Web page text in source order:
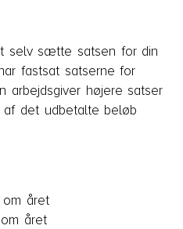
selv sætte satsen for din
fastsat satserne for
arbejdsgiver højere satser
det udbetalte beløb
om året
året